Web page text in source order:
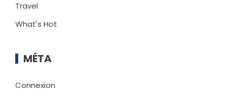
Travel
What's Hot
MÉTA
Connexion